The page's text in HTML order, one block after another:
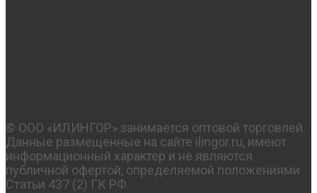
© OOO «ИЛИНГОР» занимается оптовой торговлей.
Данные размещенные на сайте ilingor.ru, имеют
информационный характер и не являются
публичной офертой, определяемой положениями
Статьи 437 (2) ГК РФ.